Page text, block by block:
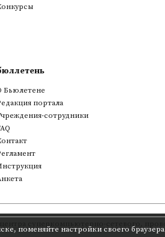
поменяйте настройки своего браузера
Бьюлетене
портала
сотрудники
суперкомпьютерно-сетевого